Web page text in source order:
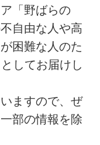
「野ばらの
自由な人や高
困難な人のた
してお届けし
ますので、ぜ
部の情報を除